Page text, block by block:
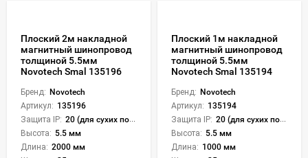
Плоский 2м накладной
магнитный шинопровод
толщиной 5.5мм
Novotech Smal 135196
Бренд: Novotech
Артикул: 135196
Защита IP: 20 (для сухих пом.)
Высота: 5.5 мм
Длина: 2000 мм
Плоский 1м накладной
магнитный шинопровод
толщиной 5.5мм
Novotech Smal 135194
Бренд: Novotech
Артикул: 135194
Защита IP: 20 (для сухих пом.)
Высота: 5.5 мм
Длина: 1000 мм